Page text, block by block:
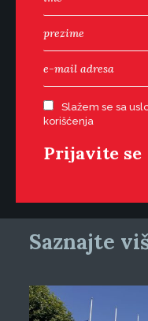
Slažem se sa
korišćenja
Saznajte